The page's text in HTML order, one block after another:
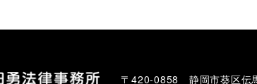
〒420-0858 静岡市葵区